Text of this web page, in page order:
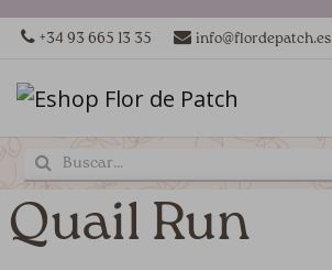
+34 93 665 13 35 info@flordepatch.es
Quail Run